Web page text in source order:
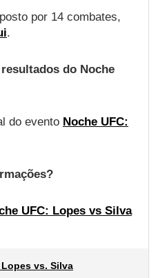
por 14 combates,
.
do Noche
do evento Noche UFC:
UFC: Lopes vs Silva
vs. Silva